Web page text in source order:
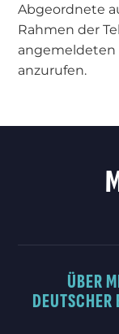
Abgeordnete
Rahmen der
anzurufen.
ÜBER
DEUTSCHER